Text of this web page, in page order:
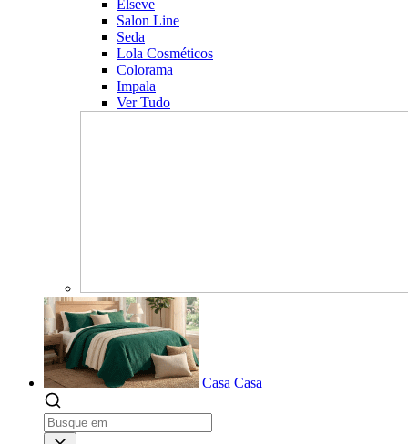
Elseve
Salon Line
Seda
Lola Cosméticos
Colorama
Impala
Ver Tudo
Casa Casa